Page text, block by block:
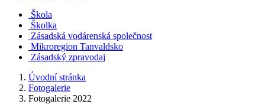
Škola
Školka
Zásadská vodárenská společnost
Mikroregion Tanvaldsko
Zásadský zpravodaj
Úvodní stránka
Fotogalerie
Fotogalerie 2022